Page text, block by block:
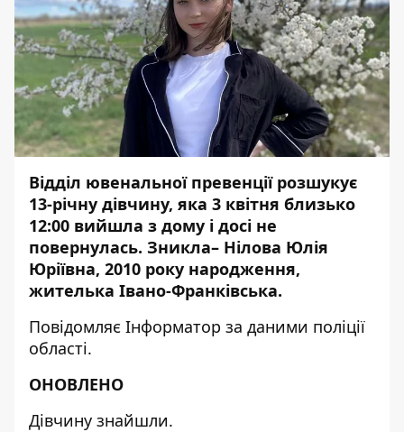
Відділ ювенальної превенції розшукує
13-річну дівчину, яка 3 квітня близько
12:00 вийшла з дому і досі не
повернулась. Зникла– Нілова Юлія
Юріївна, 2010 року народження,
жителька Івано-Франківська.
Повідомляє Інформатор за даними поліції
області.
ОНОВЛЕНО
Дівчину знайшли.